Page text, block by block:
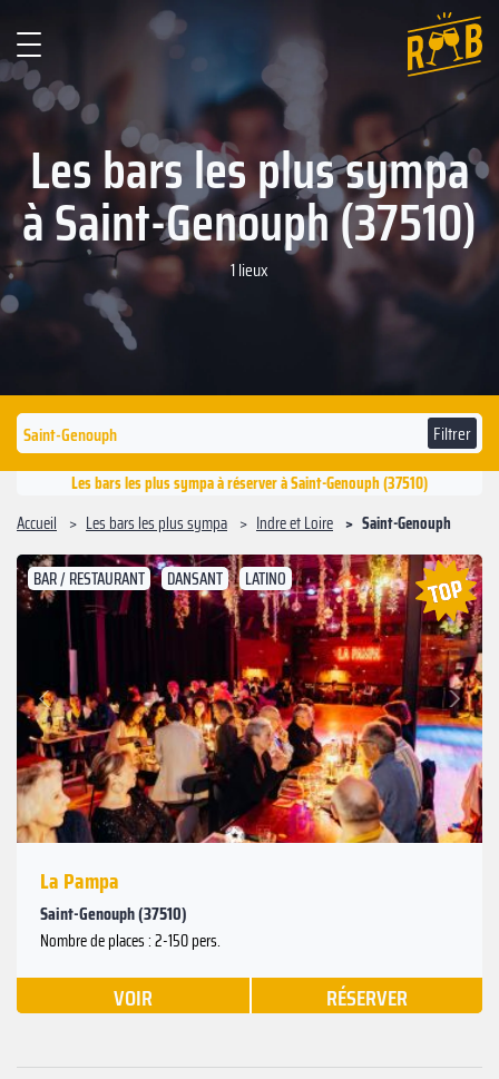
Les bars les plus sympa
à Saint-Genouph (37510)
1 lieux
Filtrer
Les bars les plus sympa à réserver à Saint-Genouph (37510)
Accueil
Les bars les plus sympa Indre et Loire Saint-Genouph
BAR / RESTAURANT DANSANT LATINO
Précédent
Suivant
La Pampa
Saint-Genouph (37510)
Nombre de places : 2-150 pers.
VOIR RÉSERVER